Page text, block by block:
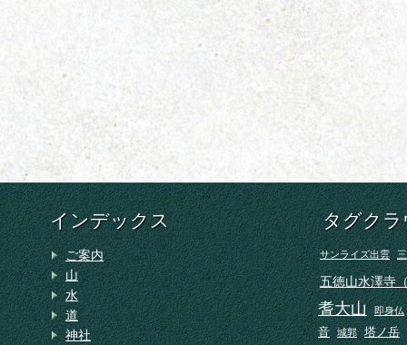
インデックス
ご案内
山
水
道
神社
タグクラ
サンライズ出雲
五徳山水澤寺
耆大山 即身仏
音 城郭 塔ノ岳